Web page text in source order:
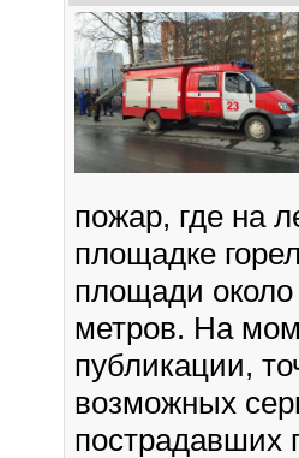
пожар, где на
площадке
площади
метров. На
публикации,
возможных
пострадавших